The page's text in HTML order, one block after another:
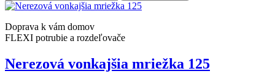
Doprava k vám domov
FLEXI potrubie a rozdeľovače
Nerezová vonkajšia mriežka 125